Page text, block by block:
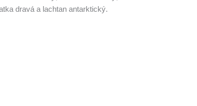
dravá a lachtan antarktický.